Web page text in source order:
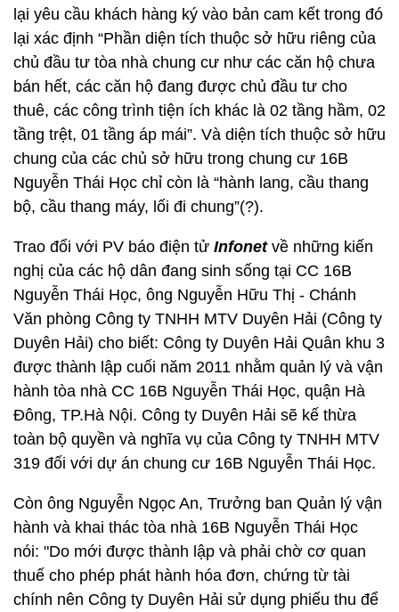
lại yêu cầu khách hàng ký vào bản cam kết trong đó
lại xác định “Phần diện tích thuộc sở hữu riêng của
chủ đầu tư tòa nhà chung cư như các căn hộ chưa
bán hết, các căn hộ đang được chủ đầu tư cho
thuê, các công trình tiện ích khác là 02 tầng hầm, 02
tầng trệt, 01 tầng áp mái”. Và diện tích thuộc sở hữu
chung của các chủ sở hữu trong chung cư 16B
Nguyễn Thái Học chỉ còn là “hành lang, cầu thang
bộ, cầu thang máy, lối đi chung”(?).
Trao đổi với PV báo điện tử Infonetvề những kiến
nghị của các hộ dân đang sinh sống tại CC 16B
Nguyễn Thái Học, ông Nguyễn Hữu Thị - Chánh
Văn phòng Công ty TNHH MTV Duyên Hải (Công ty
Duyên Hải) cho biết: Công ty Duyên Hải Quân khu 3
được thành lập cuối năm 2011 nhằm quản lý và vận
hành tòa nhà CC 16B Nguyễn Thái Học, quận Hà
Đông, TP.Hà Nội. Công ty Duyên Hải sẽ kế thừa
toàn bộ quyền và nghĩa vụ của Công ty TNHH MTV
319 đối với dự án chung cư 16B Nguyễn Thái Học.
Còn ông Nguyễn Ngọc An, Trưởng ban Quản lý vận
hành và khai thác tòa nhà 16B Nguyễn Thái Học
nói: "Do mới được thành lập và phải chờ cơ quan
thuế cho phép phát hành hóa đơn, chứng từ tài
chính nên Công ty Duyên Hải sử dụng phiếu thu để